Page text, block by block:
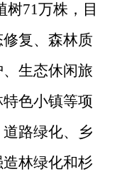
树71万株，目
复、森林质
生态休闲旅
色小镇等项
路绿化、乡
林绿化和杉